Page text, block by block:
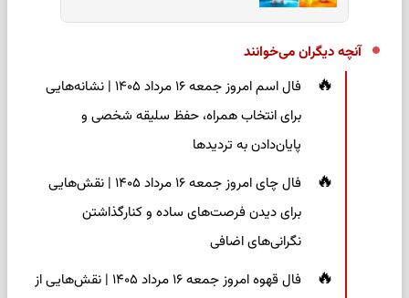
آنچه دیگران می‌خوانند
فال اسم امروز جمعه ۱۶ مرداد ۱۴۰۵ | نشانه‌هایی
برای انتخاب همراه، حفظ سلیقه شخصی و
پایان‌دادن به تردیدها
فال چای امروز جمعه ۱۶ مرداد ۱۴۰۵ | نقش‌هایی
برای دیدن فرصت‌های ساده و کنارگذاشتن
نگرانی‌های اضافی
فال قهوه امروز جمعه ۱۶ مرداد ۱۴۰۵ | نقش‌هایی از